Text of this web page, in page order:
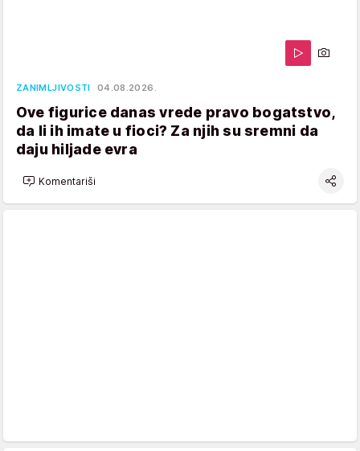
ZANIMLJIVOSTI 04.08.2026.
Ove figurice danas vrede pravo bogatstvo,
da li ih imate u fioci? Za njih su sremni da
daju hiljade evra
Komentariši